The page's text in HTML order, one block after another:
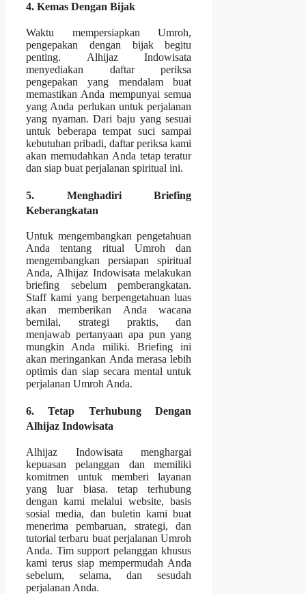
4. Kemas Dengan Bijak
Waktu mempersiapkan Umroh,
pengepakan dengan bijak begitu
penting. Alhijaz Indowisata
menyediakan daftar periksa
pengepakan yang mendalam buat
memastikan Anda mempunyai semua
yang Anda perlukan untuk perjalanan
yang nyaman. Dari baju yang sesuai
untuk beberapa tempat suci sampai
kebutuhan pribadi, daftar periksa kami
akan memudahkan Anda tetap teratur
dan siap buat perjalanan spiritual ini.
5. Menghadiri Briefing
Keberangkatan
Untuk mengembangkan pengetahuan
Anda tentang ritual Umroh dan
mengembangkan persiapan spiritual
Anda, Alhijaz Indowisata melakukan
briefing sebelum pemberangkatan.
Staff kami yang berpengetahuan luas
akan memberikan Anda wacana
bernilai, strategi praktis, dan
menjawab pertanyaan apa pun yang
mungkin Anda miliki. Briefing ini
akan meringankan Anda merasa lebih
optimis dan siap secara mental untuk
perjalanan Umroh Anda.
6. Tetap Terhubung Dengan
Alhijaz Indowisata
Alhijaz Indowisata menghargai
kepuasan pelanggan dan memiliki
komitmen untuk memberi layanan
yang luar biasa. tetap terhubung
dengan kami melalui website, basis
sosial media, dan buletin kami buat
menerima pembaruan, strategi, dan
tutorial terbaru buat perjalanan Umroh
Anda. Tim support pelanggan khusus
kami terus siap mempermudah Anda
sebelum, selama, dan sesudah
perjalanan Anda.